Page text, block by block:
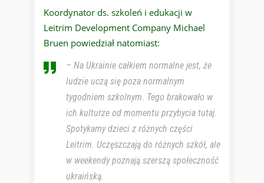
Koordynator ds. szkoleń i edukacji w
Leitrim Development Company Michael
Bruen powiedział natomiast:
– Na Ukrainie całkiem normalne jest, że
ludzie uczą się poza normalnym
tygodniem szkolnym. Tego brakowało w
ich kulturze od momentu przybycia tutaj.
Spotykamy dzieci z różnych części
Leitrim. Uczęszczają do różnych szkół, ale
w weekendy poznają szerszą społeczność
ukraińską.